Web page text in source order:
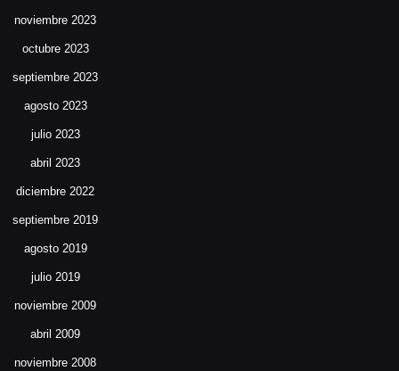
noviembre 2023
octubre 2023
septiembre 2023
agosto 2023
julio 2023
abril 2023
diciembre 2022
septiembre 2019
agosto 2019
julio 2019
noviembre 2009
abril 2009
noviembre 2008